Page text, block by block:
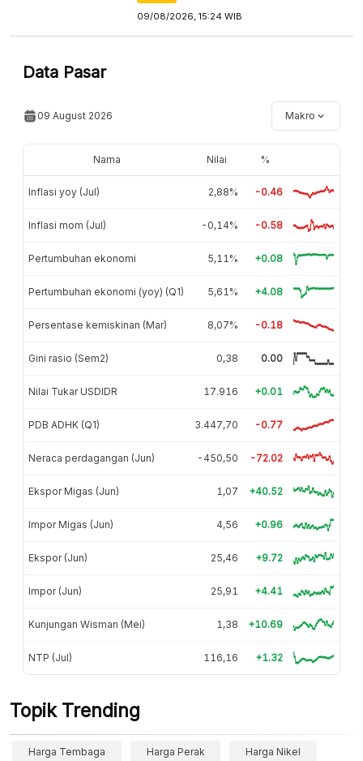
09/08/2026, 15:24 WIB
Data Pasar
09 August 2026 Makro
Nama Nilai %
Inflasi yoy (Jul) 2,88% -0.46
Inflasi mom (Jul) -0,14% -0.58
Pertumbuhan ekonomi 5,11% +0.08
Pertumbuhan ekonomi (yoy) (Q1) 5,61% +4.08
Persentase kemiskinan (Mar) 8,07% -0.18
Gini rasio (Sem2) 0,38 0.00
Nilai Tukar USDIDR 17.916 +0.01
PDB ADHK (Q1) 3.447,70 -0.77
Neraca perdagangan (Jun) -450,50 -72.02
Ekspor Migas (Jun) 1,07 +40.52
Impor Migas (Jun) 4,56 +0.96
Ekspor (Jun) 25,46 +9.72
Impor (Jun) 25,91 +4.41
Kunjungan Wisman (Mei) 1,38 +10.69
NTP (Jul) 116,16 +1.32
Topik Trending
Harga Tembaga Harga Perak Harga Nikel